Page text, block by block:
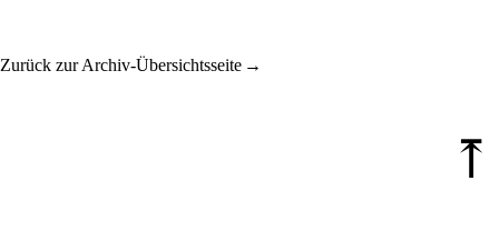
Zurück zur Archiv-Übersichtsseite
⤒